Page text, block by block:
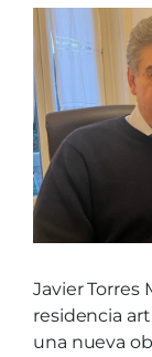
Javier Torres
residencia
una nueva